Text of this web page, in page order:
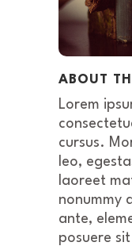
ABOUT
Lorem
cursus.
leo,
laoreet
nonummy
ante,
posuere